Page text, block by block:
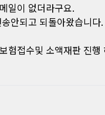
일이 없더라구요.
안되고 되돌아왔습니다.
험접수및 소액재판 진행